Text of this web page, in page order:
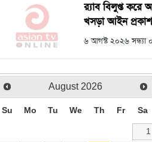
র‍্যাব বিলুপ্ত করে
খসড়া আইন প্রকাশ
৬ আগস্ট ২০২৬ সন্ধ্যা
August 2026
Su Mo Tu We Th Fr Sa
1